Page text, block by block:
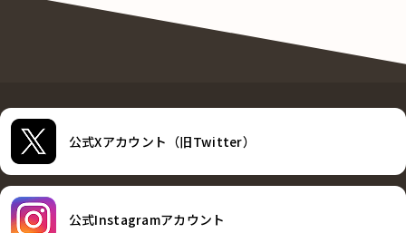
公式Xアカウント（旧Twitter）
公式Instagramアカウント